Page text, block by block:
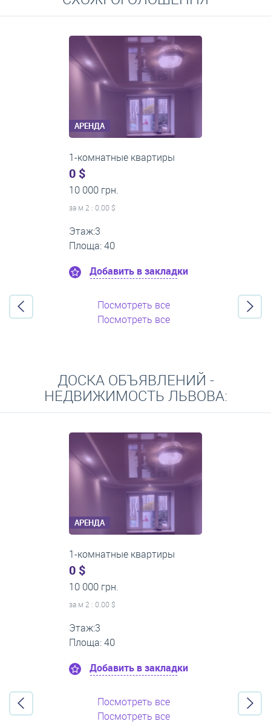
Средние цены на долгосрочную аренду квартир, домов,
комнат
АРЕНДА
1-комнатные квартиры
0 $
11 200 грн.
за м 2 : 0.00 $
Этаж:1
Площа: 35
Добавить в закладки
Посмотреть все
Посмотреть все
ДОСКА ОБЪЯВЛЕНИЙ -
НЕДВИЖИМОСТЬ ЛЬВОВА:
АРЕНДА
2-комнатные квартиры
0 $
16 000 грн.
за м 2 : 0.00 $
Этаж:11
Площа: 55
Добавить в закладки
Посмотреть все
Посмотреть все